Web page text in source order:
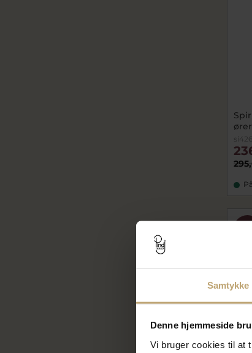
Samtykke
Denne hjemmeside
Vi bruger cookies til at